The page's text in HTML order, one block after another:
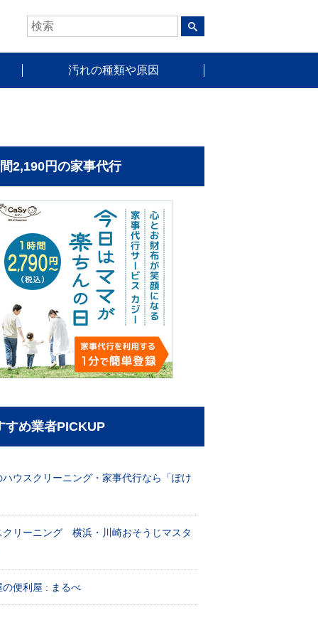
汚れの種類や原因
2,190円の家事代行
すめ業者PICKUP
ハウスクリーニング・家事代行なら「ぽけ
クリーニング 横浜・川崎おそうじマスタ
の便利屋 : まるべ